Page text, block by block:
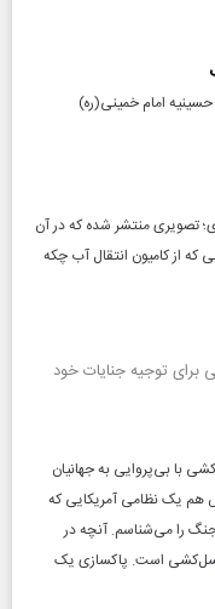
امام خمینی(ره)
به کربلای ۶۱ هجریِ قمری؛ تصویری منتشر شده که در آن
از کامیون انتقال آب چکه
توجیه جنایات خود
با بی‌پروایی به جهانیان
هم یک نظامی آمریکایی که
را می‌شناسم. آنچه در
است. پاکسازی یک